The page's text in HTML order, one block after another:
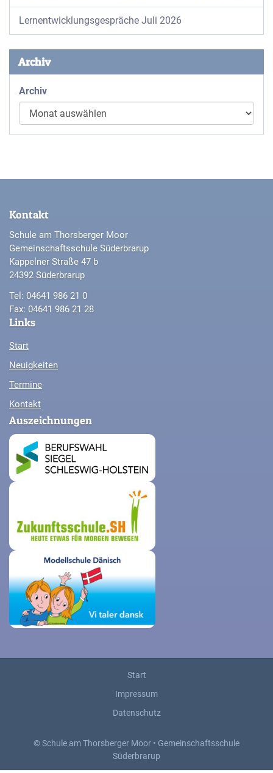
Lernentwicklungsgespräche Juli 2026
Archiv
Archiv
Kontakt
Schule am Thorsberger Moor
Gemeinschaftsschule Süderbrarup
Kappelner Straße 47 b
24392 Süderbrarup
Tel: 04641 986 21 0
Fax: 04641 986 21 28
Links
Start
Neuigkeiten
Termine
Kontakt
Auszeichnungen
Start
Impressum
Datenschutz
© Schule am Thorsberger Moor • Gemeinschaftsschule
Süderbrarup